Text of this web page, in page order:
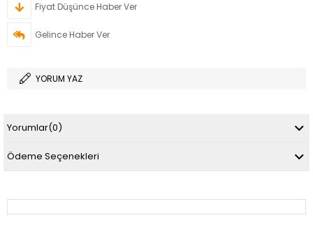
Fiyat Düşünce Haber Ver
Gelince Haber Ver
YORUM YAZ
Yorumlar(0)
Ödeme Seçenekleri